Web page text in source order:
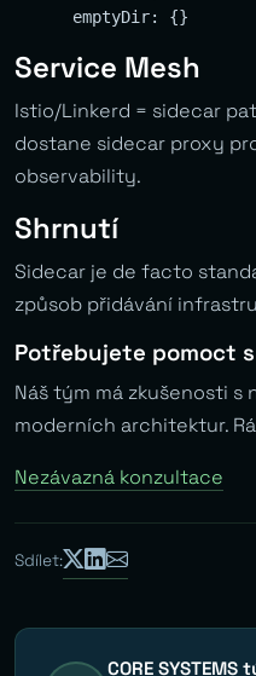
Service Mesh
Istio/Linkerd = sidecar
dostane sidecar proxy
observability.
Shrnutí
Sidecar je de facto
způsob přidávání
Potřebujete pomoct
Náš tým má zkušenosti s
moderních architektur.
Nezávazná konzultace
Sdílet:
CORE SYSTEMS